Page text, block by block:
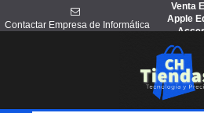
Contactar Empresa de Informática
Venta
Apple